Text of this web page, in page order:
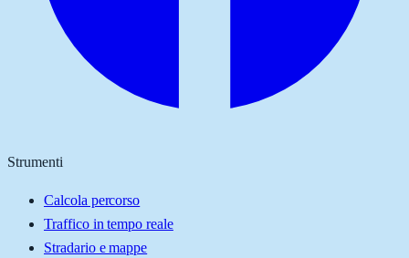
Strumenti
Calcola percorso
Traffico in tempo reale
Stradario e mappe